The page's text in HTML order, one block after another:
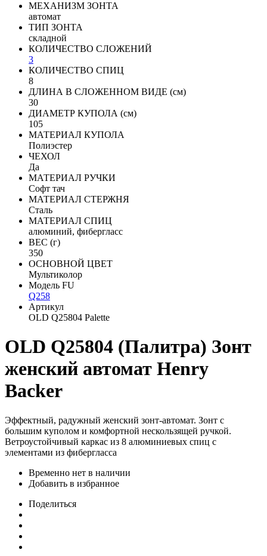
МЕХАНИЗМ ЗОНТА
автомат
ТИП ЗОНТА
складной
КОЛИЧЕСТВО СЛОЖЕНИЙ
3
КОЛИЧЕСТВО СПИЦ
8
ДЛИНА В СЛОЖЕННОМ ВИДЕ (см)
30
ДИАМЕТР КУПОЛА (см)
105
МАТЕРИАЛ КУПОЛА
Полиэстер
ЧЕХОЛ
Да
МАТЕРИАЛ РУЧКИ
Софт тач
МАТЕРИАЛ СТЕРЖНЯ
Сталь
МАТЕРИАЛ СПИЦ
алюминий, фибергласс
ВЕС (г)
350
ОСНОВНОЙ ЦВЕТ
Мультиколор
Модель FU
Q258
Артикул
OLD Q25804 Palette
OLD Q25804 (Палитра) Зонт
женский автомат Henry
Backer
Эффектный, радужный женский зонт-автомат. Зонт с
большим куполом и комфортной нескользящей ручкой.
Ветроустойчивый каркас из 8 алюминиевых спиц с
элементами из фибергласса
Временно нет в наличии
Добавить в избранное
Поделиться